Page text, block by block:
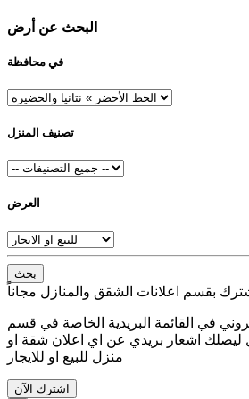
البحث عن أرض
في محافظة
تصنيف المنزل
العرض
بحث
في القائمة البريدية الخاصة في قسم
ليصلك اشعار بريدي عن اي اعلان شقة او
منزل للبيع او للايجار
اشترك الآن